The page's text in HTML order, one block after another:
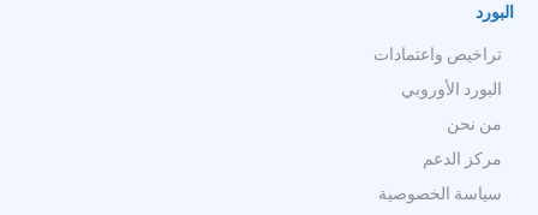
البورد
تراخيص واعتمادات
البورد الأوروبي
من نحن
مركز الدعم
سياسة الخصوصية